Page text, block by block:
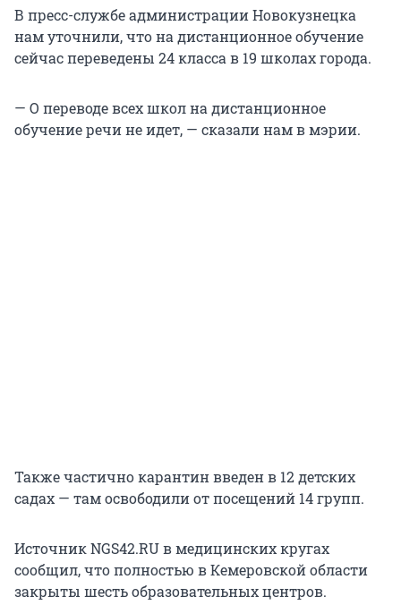
В пресс-службе администрации Новокузнецка
нам уточнили, что на дистанционное обучение
сейчас переведены 24 класса в 19 школах города.
— О переводе всех школ на дистанционное
обучение речи не идет, — сказали нам в мэрии.
Также частично карантин введен в 12 детских
садах — там освободили от посещений 14 групп.
Источник NGS42.RU в медицинских кругах
сообщил, что полностью в Кемеровской области
закрыты шесть образовательных центров.